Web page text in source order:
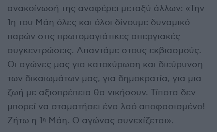
ανακοίνωσή της αναφέρει μεταξύ άλλων: «Την
1η του Μάη όλες και όλοι δίνουμε δυναμικό
παρών στις πρωτομαγιάτικες απεργιακές
συγκεντρώσεις. Απαντάμε στους εκβιασμούς.
Οι αγώνες μας για κατοχύρωση και διεύρυνση
των δικαιωμάτων μας, για δημοκρατία, για μια
ζωή με αξιοπρέπεια θα νικήσουν. Τίποτα δεν
μπορεί να σταματήσει ένα λαό αποφασισμένο!
Ζήτω η 1 η Μάη. Ο αγώνας συνεχίζεται».